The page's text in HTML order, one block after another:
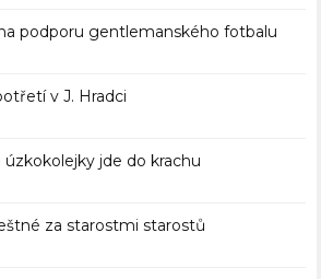
podporu gentlemanského fotbalu
v J. Hradci
úzkokolejky jde do krachu
za starostmi starostů